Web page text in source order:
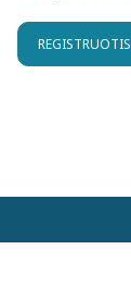
REGISTRUOTIS